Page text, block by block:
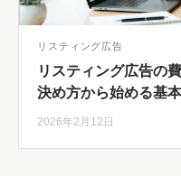
リスティング広告
リスティング広告の
決め方から始める基
2026年2月12日